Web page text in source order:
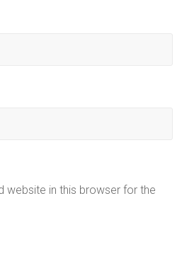
website in this browser for the